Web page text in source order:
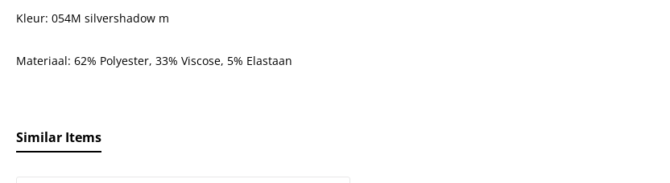
Kleur: 054M silvershadow m
Materiaal: 62% Polyester, 33% Viscose, 5% Elastaan
Similar Items